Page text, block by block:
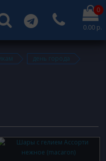
0
0.00 р.
день города